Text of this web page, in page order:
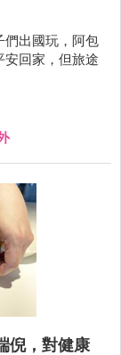
們出國玩，阿包
安回家，但旅途
倪，對健康